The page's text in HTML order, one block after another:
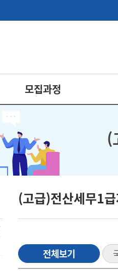
모집과정
(
(고급)전산세무1
전체보기